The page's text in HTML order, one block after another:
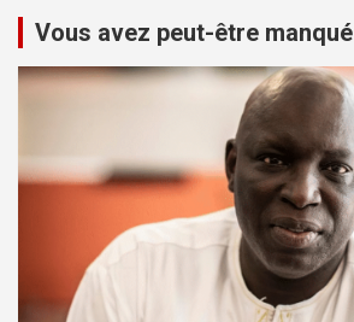
Vous avez peut-être manqué